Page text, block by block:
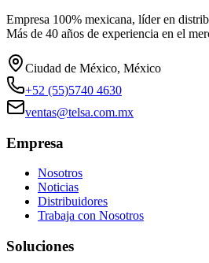
Empresa 100% mexicana, líder en
Más de 40 años de experiencia en el
Ciudad de México, México
+52 (55)5740 4630
ventas@telsa.com.mx
Empresa
Nosotros
Noticias
Distribuidores
Trabaja con Nosotros
Soluciones